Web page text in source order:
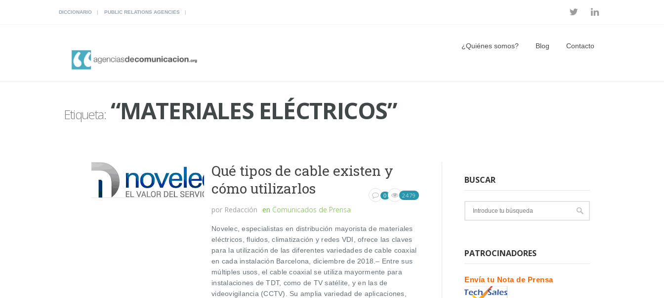
DICCIONARIO PUBLIC RELATIONS AGENCIES
¿Quiénes somos? Blog Contacto
Etiqueta:“MATERIALES ELÉCTRICOS”
Qué tipos de cable existen y
cómo utilizarlos
por Redacción en Comunicados de Prensa
0 2479
Novelec, especialistas en distribución mayorista de materiales
eléctricos, fluidos, climatización y redes VDI, ofrece las claves
para la utilización de las diferentes variedades de cable coaxial
en cada instalación Barcelona, diciembre de 2018.– Entre sus
múltiples usos, el cable coaxial se utiliza mayormente para
instalaciones de TDT, como de TV satélite, y en las de
videovigilancia (CCTV). Su amplia variedad de aplicaciones,
BUSCAR
PATROCINADORES
Envía tu Nota de Prensa